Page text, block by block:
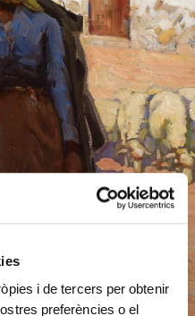
i de tercers per obtenir
preferències o el